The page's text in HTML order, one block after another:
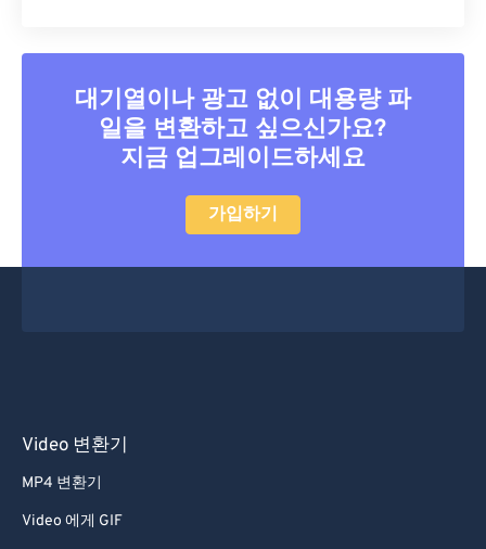
대기열이나 광고 없이 대용량 파
일을 변환하고 싶으신가요?
지금 업그레이드하세요
가입하기
Video 변환기
MP4 변환기
Video 에게 GIF